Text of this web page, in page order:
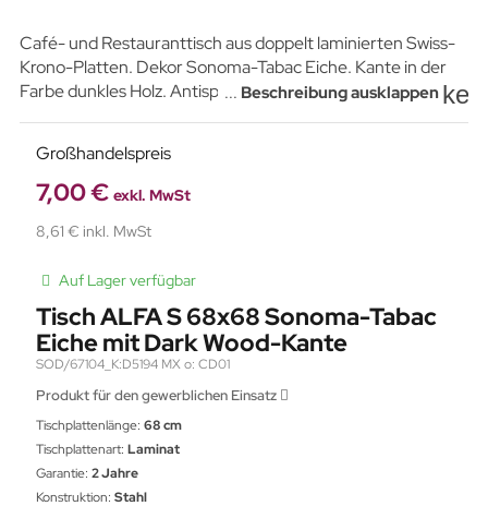
Café- und Restauranttisch aus doppelt laminierten Swiss-
Krono-Platten. Dekor Sonoma-Tabac Eiche. Kante in der
Farbe dunkles Holz. Antispin-System, das das Drehen der
Nivellierfüße, die das Aufstellen des Tisches auf unebenen
Oberflächen erleichtern.
... Beschreibung ausklappen
Großhandelspreis
7,00 € exkl. MwSt
8,61 € inkl. MwSt
Auf Lager verfügbar
Tisch ALFA S 68x68 Sonoma-Tabac
Eiche mit Dark Wood-Kante
SOD/67104_K:D5194 MX o: CD01
Produkt für den gewerblichen Einsatz
Tischplattenlänge: 68 cm
Tischplattenart: Laminat
Garantie: 2 Jahre
Konstruktion: Stahl